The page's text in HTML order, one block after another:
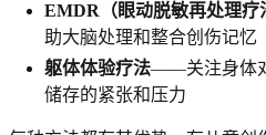
EMDR（眼动脱敏再处理疗
助大脑处理和整合创伤记忆
躯体体验疗法——关注身体
储存的紧张和压力